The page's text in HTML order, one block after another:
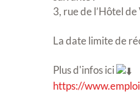
3, rue de l’Hôtel
La date limite de
Plus d'infos ici
https://